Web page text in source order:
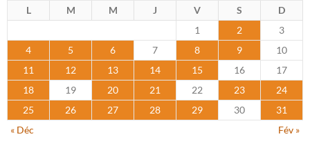
L M M J V S
D
1
2
3
4
5 6 7 8 9
10
11
12 13 14 15 16
17
18
19 20 21 22 23
24
25
26 27 28 29 30
31
« Déc
Fév »